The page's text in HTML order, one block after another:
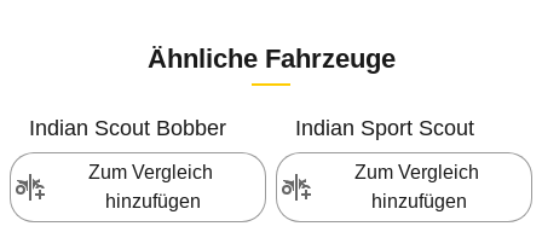
Ähnliche Fahrzeuge
Indian Scout Bobber
Zum Vergleich
hinzufügen
Indian Sport Scout
Zum Vergleich
hinzufügen